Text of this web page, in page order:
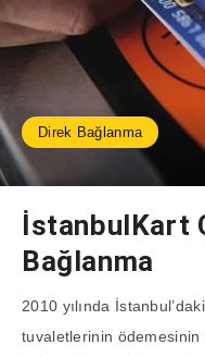
Direk Bağlanma
İstanbulKart
Bağlanma
2010 yılında
tuvaletlerinin ödemesinin